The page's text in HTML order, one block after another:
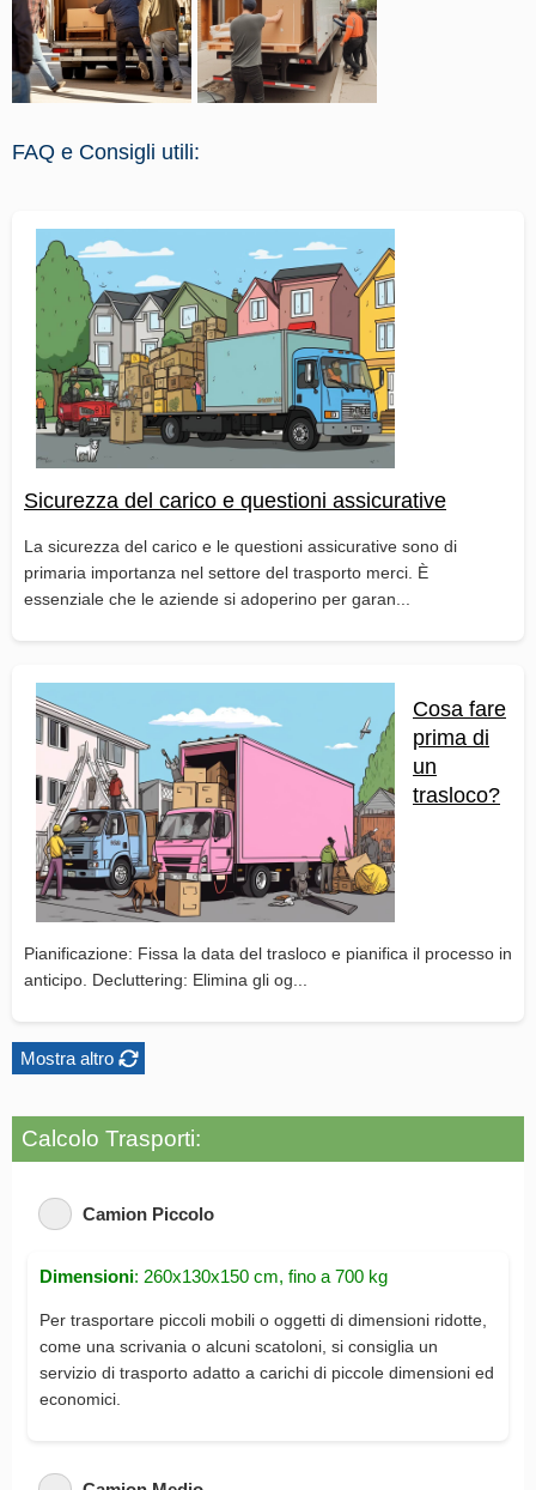
FAQ e Consigli utili:
Sicurezza del carico e questioni assicurative
La sicurezza del carico e le questioni assicurative sono di
primaria importanza nel settore del trasporto merci. È
essenziale che le aziende si adoperino per garan...
Cosa fare
prima di
un
trasloco?
Pianificazione: Fissa la data del trasloco e pianifica il processo in
anticipo. Decluttering: Elimina gli og...
Mostra altro
Calcolo Trasporti:
Camion Piccolo
Dimensioni: 260x130x150 cm, fino a 700 kg
Per trasportare piccoli mobili o oggetti di dimensioni ridotte,
come una scrivania o alcuni scatoloni, si consiglia un
servizio di trasporto adatto a carichi di piccole dimensioni ed
economici.